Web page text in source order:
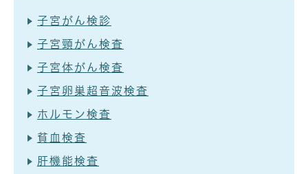
子宮がん検診
子宮頸がん検査
子宮体がん検査
子宮卵巣超音波検査
ホルモン検査
貧血検査
肝機能検査